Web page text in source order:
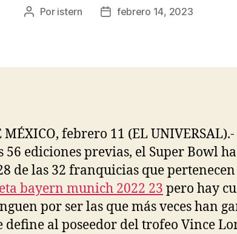
Autor
Por istern
Fecha
febrero 14, 2023
MÉXICO, febrero 11 (EL
56 ediciones previas, el Super Bowl ha
de las 32 franquicias que
bayern munich 2022 23 pero hay
por ser las que más veces han
define al poseedor del trofeo Vince